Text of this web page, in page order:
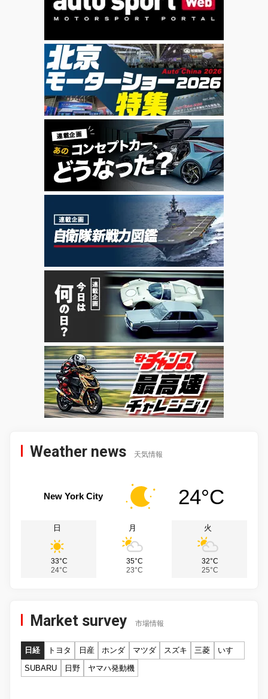
Weather news 天気情報
New York City 24°C
日
33°C
24°C
月
35°C
23°C
火
32°C
25°C
Market survey 市場情報
日経 トヨタ 日産 ホンダ マツダ スズキ 三菱
いすゞ
SUBARU
日野 ヤマハ発動機